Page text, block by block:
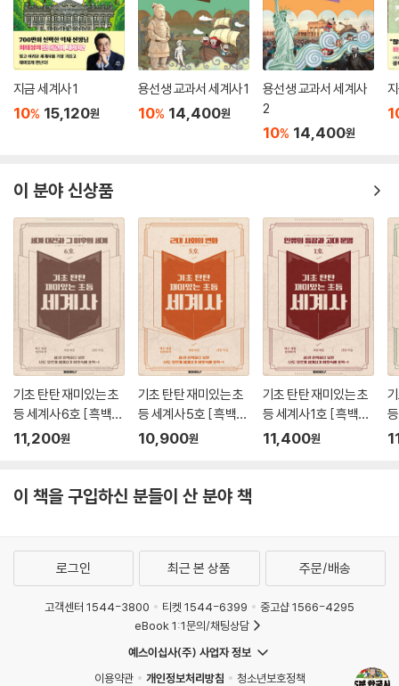
지금 세계사 1
10% 15,120원
용선생 교과서 세계사 1
10% 14,400원
용선생 교과서 세계사
2
10% 14,400원
이 분야 신상품
기초 탄탄 재미있는 초
등 세계사 6호 [ 흑백판
]
11,200원
기초 탄탄 재미있는 초
등 세계사 5호 [ 흑백판
]
10,900원
기초 탄탄 재미있는 초
등 세계사 1호 [ 흑백판
]
11,400원
]
이 책을 구입하신 분들이 산 분야 책
로그인 최근 본 상품 주문/배송
고객센터 1544-3800 티켓 1544-6399
중고샵 1566-4295
eBook 1:1문의/채팅상담
예스이십사(주) 사업자 정보
이용약관
개인정보처리방침 청소년보호정책